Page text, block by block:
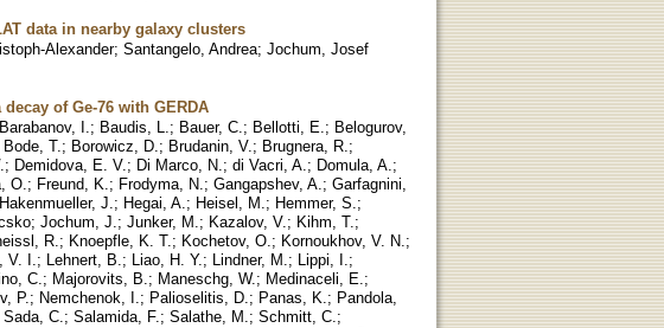
data in nearby galaxy clusters
Alexander; Santangelo, Andrea; Jochum, Josef
of Ge-76 with GERDA
Barabanov, I. ; Baudis, L. ; Bauer, C. ; Bellotti, E. ; Belogurov,
Bode, T. ; Borowicz, D. ; Brudanin, V. ; Brugnera, R. ;
; Demidova, E. V. ; Di Marco, N. ; di Vacri, A. ; Domula, A. ;
O. ; Freund, K. ; Frodyma, N. ; Gangapshev, A. ; Garfagnini,
Hakenmueller, J. ; Hegai, A. ; Heisel, M. ; Hemmer, S. ;
; Jochum, J. ; Junker, M. ; Kazalov, V. ; Kihm, T. ;
R. ; Knoepfle, K. T. ; Kochetov, O. ; Kornoukhov, V. N. ;
V. I. ; Lehnert, B. ; Liao, H. Y. ; Lindner, M. ; Lippi, I. ;
C. ; Majorovits, B. ; Maneschg, W. ; Medinaceli, E. ;
P. ; Nemchenok, I. ; Palioselitis, D. ; Panas, K. ; Pandola,
Sada, C. ; Salamida, F. ; Salathe, M. ; Schmitt, C. ;